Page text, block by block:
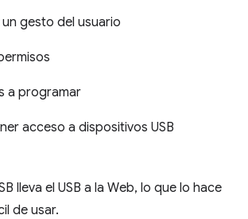
gesto del usuario
a programar
acceso a dispositivos USB
lleva el USB a la Web, lo que lo hace
de usar.